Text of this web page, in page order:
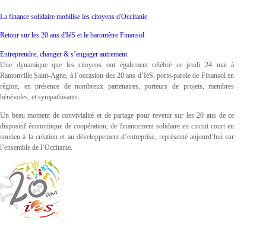
La finance solidaire mobilise les citoyens d'Occitanie
Retour sur les 20 ans d'IéS et le baromètre Finansol
Entreprendre, changer & s’engager autrement
Une dynamique que les citoyens ont également célébré ce jeudi 24 mai à
Ramonville Saint-Agne, à l’occasion des 20 ans d’IéS, porte-parole de Finansol en
région, en présence de nombreux partenaires, porteurs de projets, membres
bénévoles, et sympathisants.
Un beau moment de convivialité et de partage pour revenir sur les 20 ans de ce
dispositif économique de coopération, de financement solidaire en circuit court en
soutien à la création et au développement d’entreprise, représenté aujourd’hui sur
l’ensemble de l’Occitanie.